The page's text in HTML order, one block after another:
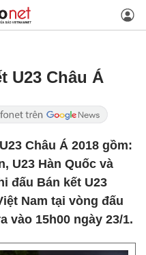
U23 Châu Á
Châu Á 2018 gồm:
U23 Hàn Quốc và
đấu Bán kết U23
Nam tại vòng đấu
vào 15h00 ngày 23/1.